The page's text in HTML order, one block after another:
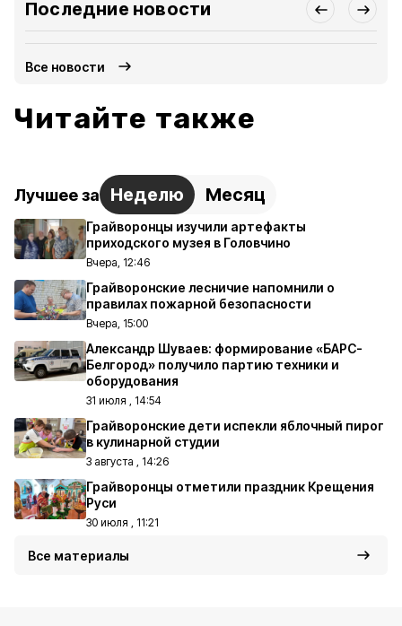
Последние новости
Все новости
Читайте также
Лучшее за Неделю Месяц
Грайворонцы изучили артефакты
приходского музея в Головчино
Вчера, 12:46
Грайворонские лесничие напомнили о
правилах пожарной безопасности
Вчера, 15:00
Александр Шуваев: формирование «БАРС-
Белгород» получило партию техники и
оборудования
31 июля , 14:54
Грайворонские дети испекли яблочный пирог
в кулинарной студии
3 августа , 14:26
Грайворонцы отметили праздник Крещения
Руси
30 июля , 11:21
Все материалы